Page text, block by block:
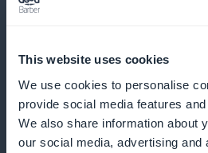
This website uses cookies
We use cookies to personalise
provide social media features
We also share information about
our social media, advertising and
Detaillierte Analysen
Abonnenten